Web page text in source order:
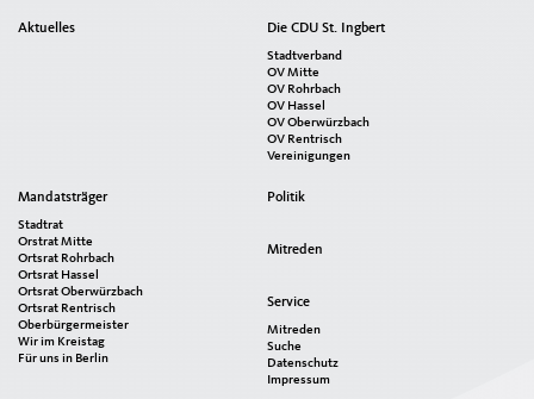
Seitenübersicht
Aktuelles Die CDU St. Ingbert
Stadtverband
OV Mitte
OV Rohrbach
OV Hassel
OV Oberwürzbach
OV Rentrisch
Vereinigungen
Mandatsträger
Stadtrat
Orstrat Mitte
Ortsrat Rohrbach
Ortsrat Hassel
Ortsrat Oberwürzbach
Ortsrat Rentrisch
Oberbürgermeister
Wir im Kreistag
Für uns in Berlin
Politik
Mitreden
Service
Mitreden
Suche
Datenschutz
Impressum